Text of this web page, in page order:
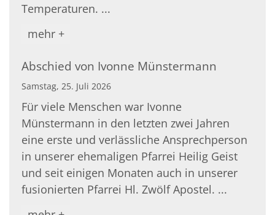
Temperaturen. ...
mehr +
Abschied von Ivonne Münstermann
Samstag, 25. Juli 2026
Für viele Menschen war Ivonne
Münstermann in den letzten zwei Jahren
eine erste und verlässliche Ansprechperson
in unserer ehemaligen Pfarrei Heilig Geist
und seit einigen Monaten auch in unserer
fusionierten Pfarrei Hl. Zwölf Apostel. ...